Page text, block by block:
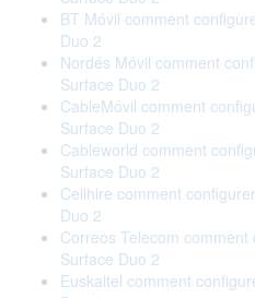
BT Móvil comment
Duo 2
Nordés Móvil comment
Surface Duo 2
CableMóvil comment
Surface Duo 2
Cableworld comment
Surface Duo 2
Cellhire comment
Duo 2
Correos Telecom
Surface Duo 2
Euskaltel comment